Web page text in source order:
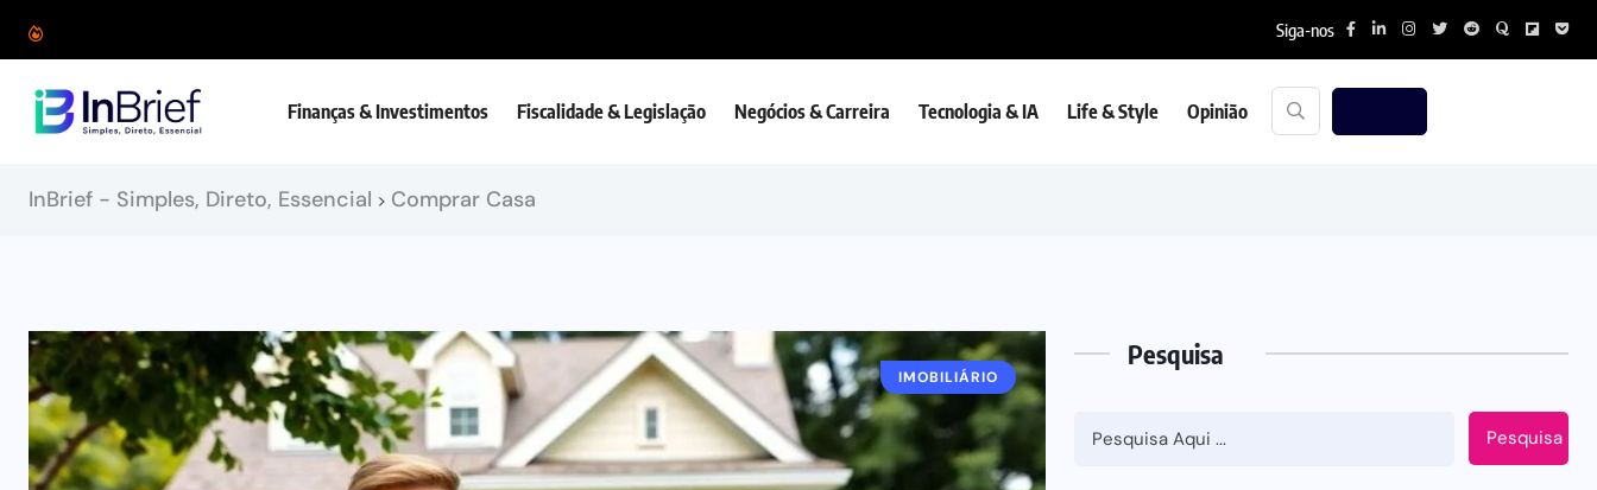
Siga-nos
Finanças & Investimentos Fiscalidade & Legislação Negócios & Carreira Tecnologia & IA Life & Style Opinião
InBrief - Simples, Direto, Essencial > Comprar Casa
IMOBILIÁRIO
Pesquisa
Pesquisa